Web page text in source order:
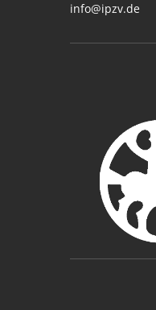
info@ipzv.de